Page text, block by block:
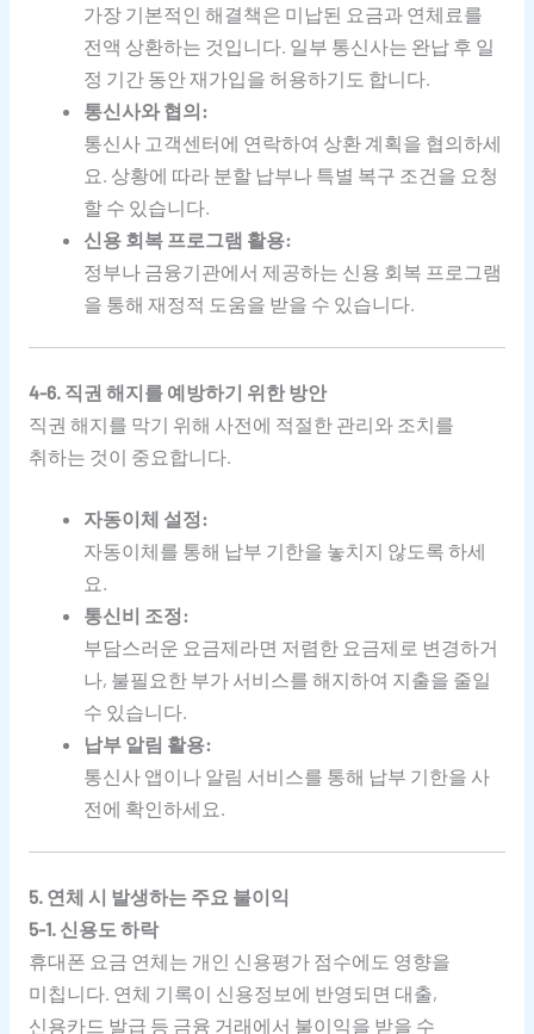
가장 기본적인 해결책은 미납된 요금과 연체료를
전액 상환하는 것입니다. 일부 통신사는 완납 후 일
정 기간 동안 재가입을 허용하기도 합니다.
통신사와 협의:
통신사 고객센터에 연락하여 상환 계획을 협의하세
요. 상황에 따라 분할 납부나 특별 복구 조건을 요청
할 수 있습니다.
신용 회복 프로그램 활용:
정부나 금융기관에서 제공하는 신용 회복 프로그램
을 통해 재정적 도움을 받을 수 있습니다.
4-6. 직권 해지를 예방하기 위한 방안
직권 해지를 막기 위해 사전에 적절한 관리와 조치를
취하는 것이 중요합니다.
자동이체 설정:
자동이체를 통해 납부 기한을 놓치지 않도록 하세
요.
통신비 조정:
부담스러운 요금제라면 저렴한 요금제로 변경하거
나, 불필요한 부가 서비스를 해지하여 지출을 줄일
수 있습니다.
납부 알림 활용:
통신사 앱이나 알림 서비스를 통해 납부 기한을 사
전에 확인하세요.
5. 연체 시 발생하는 주요 불이익
5-1. 신용도 하락
휴대폰 요금 연체는 개인 신용평가 점수에도 영향을
미칩니다. 연체 기록이 신용정보에 반영되면 대출,
신용카드 발급 등 금융 거래에서 불이익을 받을 수